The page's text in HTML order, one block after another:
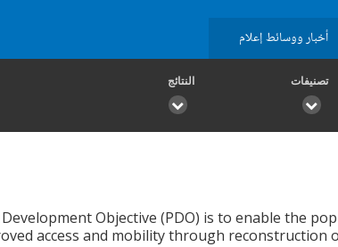
أخبار ووسائط إعلام
تصنيفات النتائج
Objective (PDO) is to enable the
access and mobility through reconstruction